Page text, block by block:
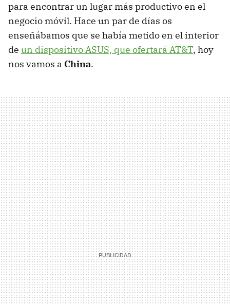
para encontrar un lugar más productivo en el
negocio móvil. Hace un par de días os
enseñábamos que se había metido en el interior
de un dispositivo ASUS, que ofertará AT&T, hoy
nos vamos a China.